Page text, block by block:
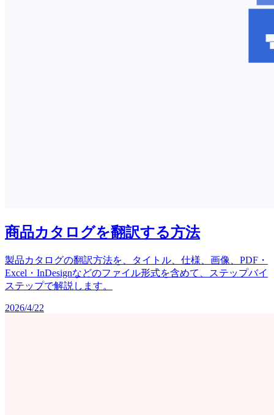
商品カタログを翻訳する方法
製品カタログの翻訳方法を、タイトル、仕様、画像、PDF・
Excel・InDesignなどのファイル形式を含めて、ステップバイ
ステップで解説します。
2026/4/22